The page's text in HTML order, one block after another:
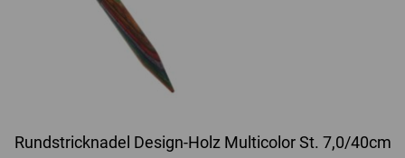
Rundstricknadel Design-Holz Multicolor St. 7,0/40cm